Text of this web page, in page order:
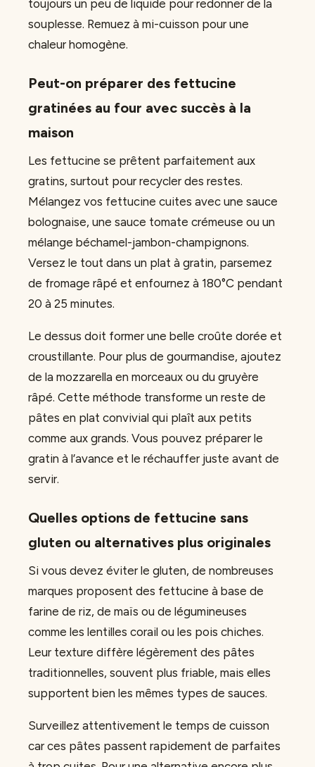
toujours un peu de liquide pour redonner de la
souplesse. Remuez à mi-cuisson pour une
chaleur homogène.
Peut-on préparer des fettucine
gratinées au four avec succès à la
maison
Les fettucine se prêtent parfaitement aux
gratins, surtout pour recycler des restes.
Mélangez vos fettucine cuites avec une sauce
bolognaise, une sauce tomate crémeuse ou un
mélange béchamel-jambon-champignons.
Versez le tout dans un plat à gratin, parsemez
de fromage râpé et enfournez à 180°C pendant
20 à 25 minutes.
Le dessus doit former une belle croûte dorée et
croustillante. Pour plus de gourmandise, ajoutez
de la mozzarella en morceaux ou du gruyère
râpé. Cette méthode transforme un reste de
pâtes en plat convivial qui plaît aux petits
comme aux grands. Vous pouvez préparer le
gratin à l’avance et le réchauffer juste avant de
servir.
Quelles options de fettucine sans
gluten ou alternatives plus originales
Si vous devez éviter le gluten, de nombreuses
marques proposent des fettucine à base de
farine de riz, de maïs ou de légumineuses
comme les lentilles corail ou les pois chiches.
Leur texture diffère légèrement des pâtes
traditionnelles, souvent plus friable, mais elles
supportent bien les mêmes types de sauces.
Surveillez attentivement le temps de cuisson
car ces pâtes passent rapidement de parfaites